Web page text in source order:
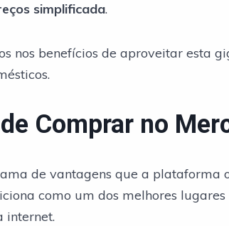
simplificada.
nos benefícios de aproveitar esta
Comprar no
de vantagens que a plataforma
como um dos melhores
internet.